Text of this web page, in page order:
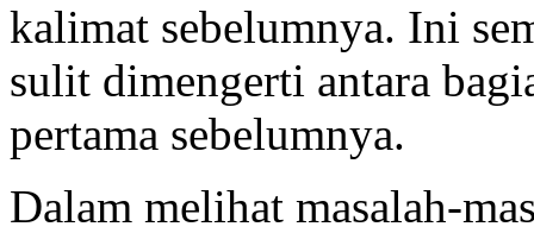
kalimat sebelumnya. Ini
sulit dimengerti antara
pertama sebelumnya.
Dalam melihat masalah-